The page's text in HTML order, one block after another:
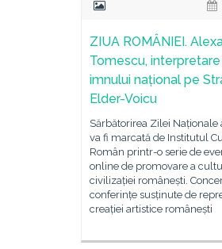
ZIUA ROMÂNIEI.
Tomescu,
imnului național pe
Elder-Voicu
Sărbătorirea Zilei Naționale
va fi marcată de Institutul
Român printr-o serie de
online de promovare a
civilizației românești.
conferințe susținute de
creației artistice românești